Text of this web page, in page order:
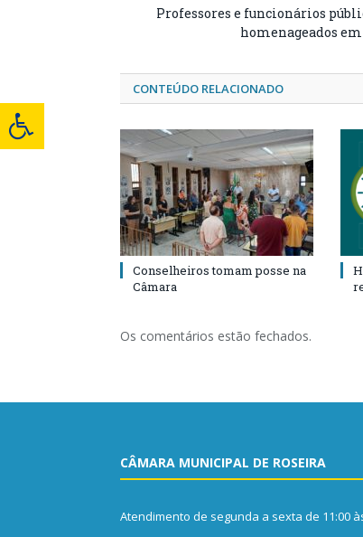
Professores e funcionários
homenageados em
CONTEÚDO RELACIONADO
Conselheiros tomam posse na
Câmara
Os comentários estão fechados.
CÂMARA MUNICIPAL DE ROSEIRA
Atendimento de segunda a sexta de 11:00